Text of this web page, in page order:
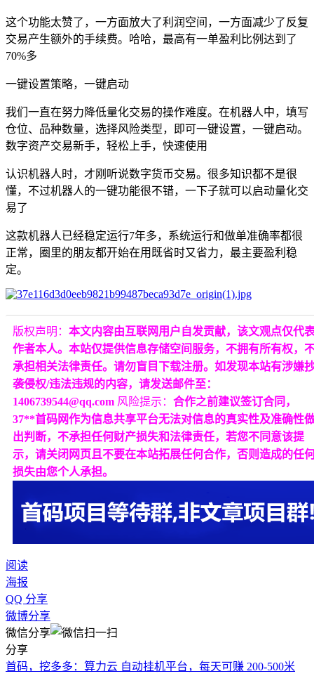
这个功能太赞了，一方面放大了利润空间，一方面减少了反复
交易产生额外的手续费。哈哈，最高有一单盈利比例达到了
70%多
一键设置策略，一键启动
我们一直在努力降低量化交易的操作难度。在机器人中，填写
仓位、品种数量，选择风险类型，即可一键设置，一键启动。
数字资产交易新手，轻松上手，快速使用
认识机器人时，才刚听说数字货币交易。很多知识都不是很
懂，不过机器人的一键功能很不错，一下子就可以启动量化交
易了
这款机器人已经稳定运行7年多，系统运行和做单准确率都很
正常，圈里的朋友都开始在用既省时又省力，最主要盈利稳
定。
版权声明： 本文内容由互联网用户自发贡献，该文观点仅代
作者本人。本站仅提供信息存储空间服务，不拥有所有权，
承担相关法律责任。请勿盲目下载注册。如发现本站有涉嫌
袭侵权/违法违规的内容，请发送邮件至：
1406739544@qq.com 风险提示： 合作之前建议签订合同，
37**首码网作为信息共享平台无法对信息的真实性及准确性
出判断，不承担任何财产损失和法律责任，若您不同意该提
示，请关闭网页且不要在本站拓展任何合作，否则造成的任
损失由您个人承担。
阅读
海报
QQ 分享
微博分享
微信分享
分享
首码，挖多多：算力云 自动挂机平台，每天可赚 200-500米